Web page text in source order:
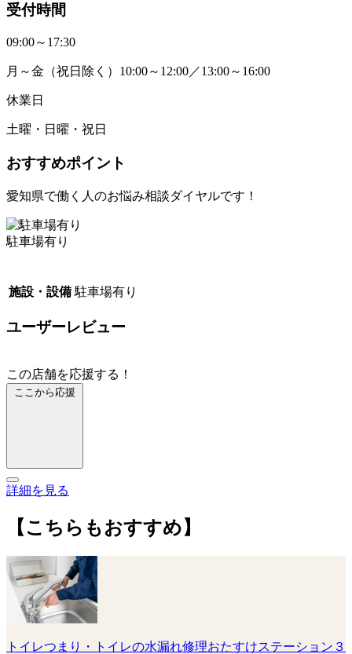
受付時間
09:00～17:30
月～金（祝日除く）10:00～12:00／13:00～16:00
休業日
土曜・日曜・祝日
おすすめポイント
愛知県で働く人のお悩み相談ダイヤルです！
駐車場有り
施設・設備 駐車場有り
ユーザーレビュー
この店舗を応援する！
ここから応援
詳細を見る
【こちらもおすすめ】
トイレつまり・トイレの水漏れ修理おたすけステーション３